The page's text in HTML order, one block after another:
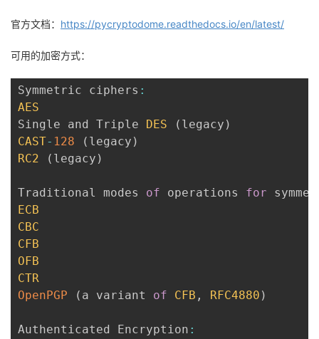
官方文档： https://pycryptodome.readthedocs.io/en/latest/
可用的加密方式：
Symmetric ciphers :
AES
Single and Triple
DES ( legacy )
CAST- 128 ( legacy )
RC2
( legacy )
Traditional modes of operations for
ECB
CBC
CFB
OFB
CTR
OpenPGP
( a variant of CFB , RFC4880 )
Authenticated Encryption :